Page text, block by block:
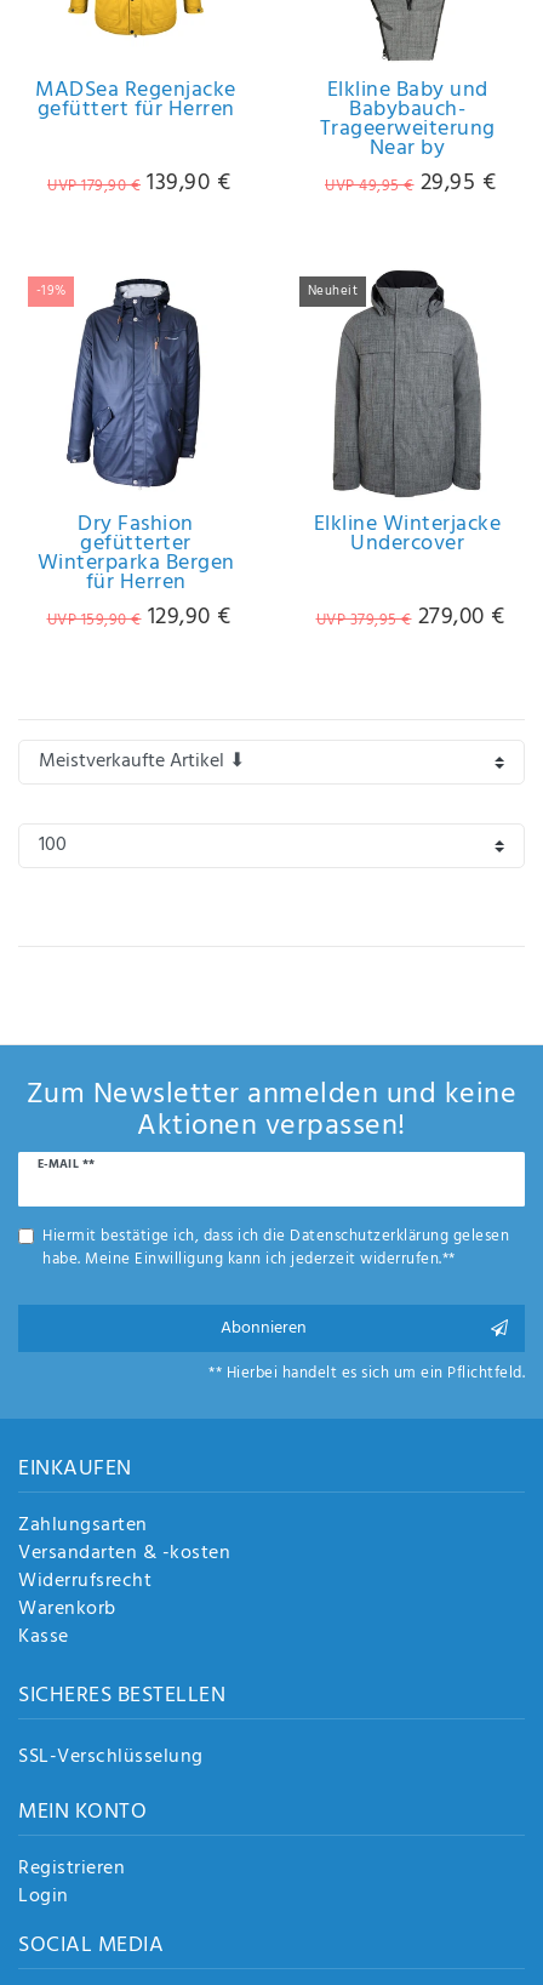
IHRE E-MAIL ADRESSE
ANMERKUNGEN UND FILTERWÜNSCHE
Hiermit
bestätige
ich, dass
ich die
Daten­
schutz­
erklärung
gelesen
Anf
e
sen
MADSea Regenjacke
gefüttert für Herren
UVP 179,90 € 139,90 €
Elkline Baby und
Babybauch-
Trageerweiterung
Near by
UVP 49,95 € 29,95 €
-19%
Dry Fashion
gefütterter
Winterparka Bergen
für Herren
UVP 159,90 € 129,90 €
Neuheit
Elkline Winterjacke
Undercover
UVP 379,95 € 279,00 €
Zum Newsletter anmelden und keine
Aktionen verpassen!
E-MAIL **
Newsletter
Hiermit bestätige ich, dass ich die Daten­schutz­erklärunggelesen
habe. Meine Einwilligung kann ich jederzeit widerrufen.**
Abonnieren
** Hierbei handelt es sich um ein Pflichtfeld.
EINKAUFEN
Zahlungsarten
Versandarten & -kosten
Widerrufsrecht
Warenkorb
Kasse
SICHERES BESTELLEN
SSL-Verschlüsselung
MEIN KONTO
Registrieren
Login
SOCIAL MEDIA